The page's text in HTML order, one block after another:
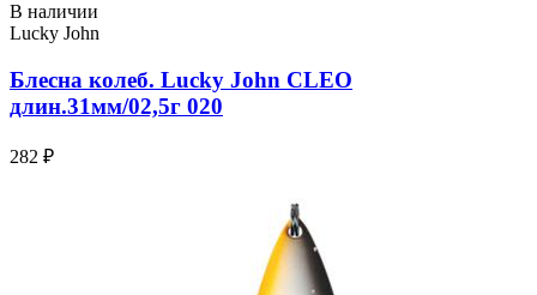
В наличии
Lucky John
Блесна колеб. Lucky John CLEO
длин.31мм/02,5г 020
282 ₽